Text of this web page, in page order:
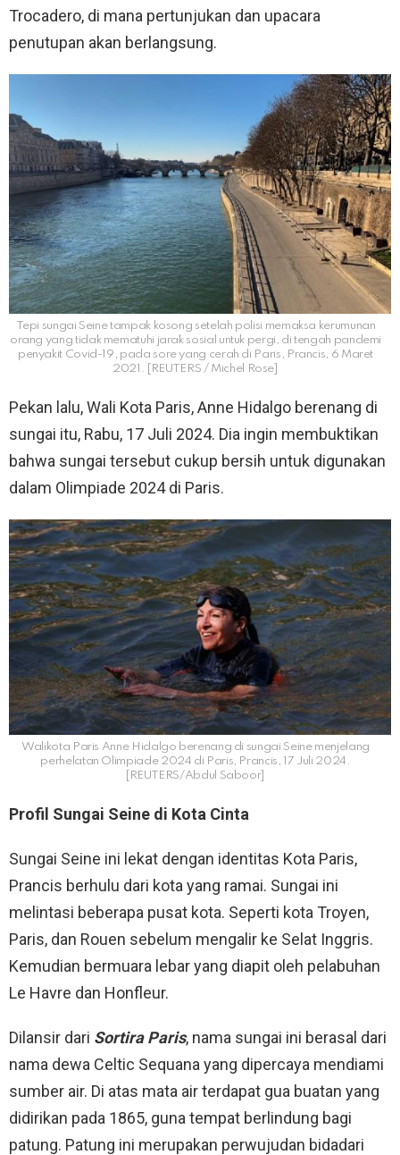
Trocadero, di mana pertunjukan dan upacara
penutupan akan berlangsung.
Tepi sungai Seine tampak kosong setelah polisi memaksa kerumunan
orang yang tidak mematuhi jarak sosial untuk pergi, di tengah pandemi
penyakit Covid-19, pada sore yang cerah di Paris, Prancis, 6 Maret
2021. [REUTERS / Michel Rose]
Pekan lalu, Wali Kota Paris, Anne Hidalgo berenang di
sungai itu, Rabu, 17 Juli 2024. Dia ingin membuktikan
bahwa sungai tersebut cukup bersih untuk digunakan
dalam Olimpiade 2024 di Paris.
Walikota Paris Anne Hidalgo berenang di sungai Seine menjelang
perhelatan Olimpiade 2024 di Paris, Prancis, 17 Juli 2024.
[REUTERS/Abdul Saboor]
Profil Sungai Seine di Kota Cinta
Sungai Seine ini lekat dengan identitas Kota Paris,
Prancis berhulu dari kota yang ramai. Sungai ini
melintasi beberapa pusat kota. Seperti kota Troyen,
Paris, dan Rouen sebelum mengalir ke Selat Inggris.
Kemudian bermuara lebar yang diapit oleh pelabuhan
Le Havre dan Honfleur.
Dilansir dari Sortira Paris, nama sungai ini berasal dari
nama dewa Celtic Sequana yang dipercaya mendiami
sumber air. Di atas mata air terdapat gua buatan yang
didirikan pada 1865, guna tempat berlindung bagi
patung. Patung ini merupakan perwujudan bidadari